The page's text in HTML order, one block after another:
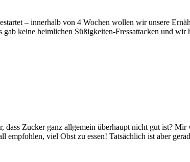
– innerhalb von 4 Wochen wollen wir unsere
keine heimlichen Süßigkeiten-Fressattacken und
Zucker ganz allgemein überhaupt nicht gut ist?
empfohlen, viel Obst zu essen! Tatsächlich ist aber